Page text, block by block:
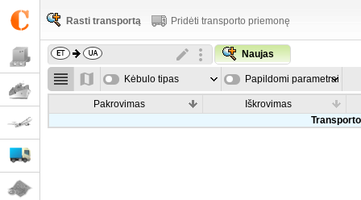
Rasti transportą Pridėti transporto priemonę
Naujas
Kėbulo tipas Papildomi parametrai
Pakrovimas
Iškrovimas